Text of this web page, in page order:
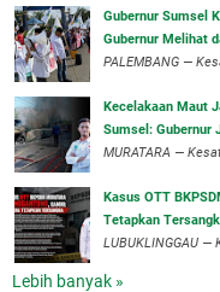
‎Gubernur Sumsel
Gubernur Melihat
‎PALEMBANG —
‎Kecelakaan Maut
Sumsel: Gubernur
‎MURATARA —
‎Kasus OTT
Tetapkan
‎LUBUKLINGGAU —
Lebih banyak »